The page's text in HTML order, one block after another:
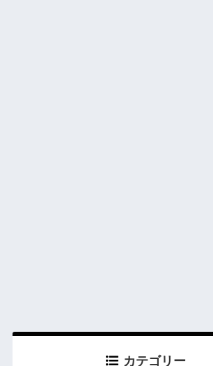
カテゴリー